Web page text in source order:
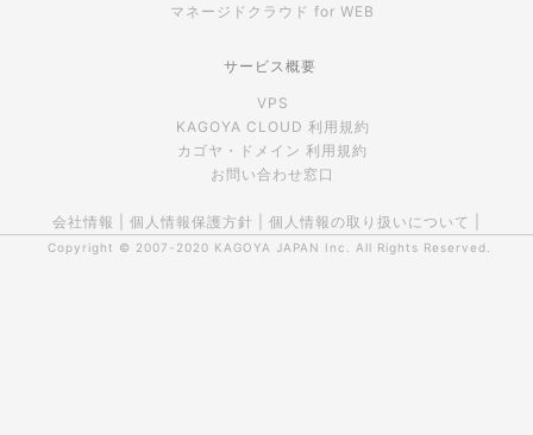
マネージドクラウド for WEB
サービス概要
VPS
KAGOYA CLOUD 利用規約
カゴヤ・ドメイン 利用規約
お問い合わせ窓口
会社情報 個人情報保護方針 個人情報の取り扱いについて
Copyright © 2007-2020 KAGOYA JAPAN Inc. All Rights Reserved.